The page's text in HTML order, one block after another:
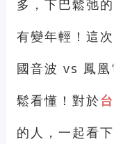
多，下巴鬆弛
有變年輕！這
國音波 vs 鳳凰
鬆看懂！對於
的人，一起看下